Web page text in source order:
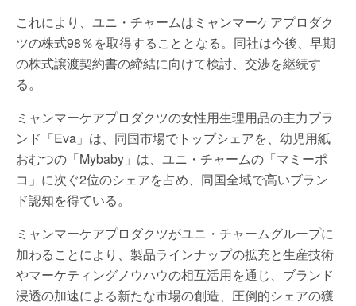
これにより、ユニ・チャームはミャンマーケアプロダク
ツの株式98％を取得することとなる。同社は今後、早期
の株式譲渡契約書の締結に向けて検討、交渉を継続す
る。
ミャンマーケアプロダクツの女性用生理用品の主力ブラ
ンド「Eva」は、同国市場でトップシェアを、幼児用紙
おむつの「Mybaby」は、ユニ・チャームの「マミーポ
コ」に次ぐ2位のシェアを占め、同国全域で高いブラン
ド認知を得ている。
ミャンマーケアプロダクツがユニ・チャームグループに
加わることにより、製品ラインナップの拡充と生産技術
やマーケティングノウハウの相互活用を通じ、ブランド
浸透の加速による新たな市場の創造、圧倒的シェアの獲